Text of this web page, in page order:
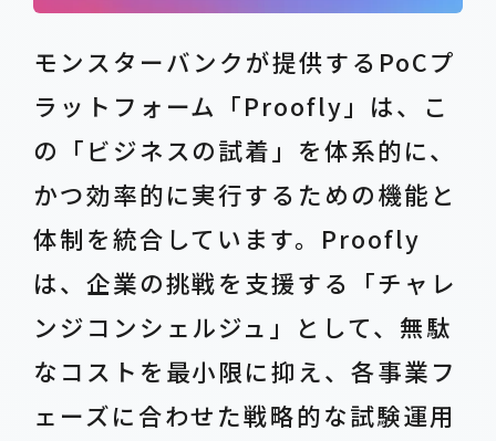
モンスターバンクが提供するPoCプ
ラットフォーム「Proofly」は、こ
の「ビジネスの試着」を体系的に、
かつ効率的に実行するための機能と
体制を統合しています。Proofly
は、企業の挑戦を支援する「チャレ
ンジコンシェルジュ」として、無駄
なコストを最小限に抑え、各事業フ
ェーズに合わせた戦略的な試験運用